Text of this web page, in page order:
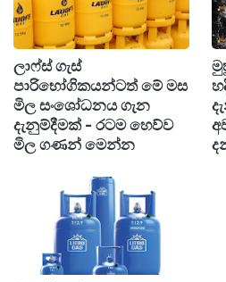
ෂිවොන් සිලිස් පවසා
දැඩි කැමැත්තක් තිබූ
විසින් ශුක්‍රාණු පරිත්‍යාග
ඉදිරිපත් වූ බවයි.
“මට ඇත්තටම අම්මා
ඒ කාලේ එලොන් ඒ
පිළිගත්තා” යනුවෙන් ඇය
තිබේ.
ලාෆ්ස් ගැස්
පාරිභෝගිකයන්ටත් මේ මස
මිල සංශෝධනය ගැන
දැනුම්දීමක් - රටම හෙව්ව
මිල ගණන් මෙන්න